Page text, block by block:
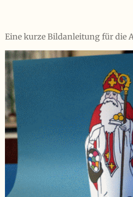
Eine kurze Bildanleitung für die